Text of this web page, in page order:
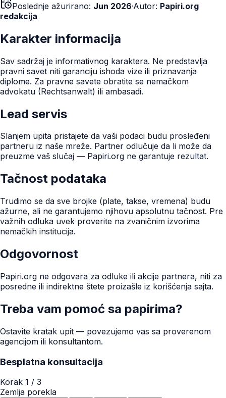
Poslednje ažurirano: Jun 2026·Autor: Papiri.org
redakcija
Karakter informacija
Sav sadržaj je informativnog karaktera. Ne predstavlja
pravni savet niti garanciju ishoda vize ili priznavanja
diplome. Za pravne savete obratite se nemačkom
advokatu (Rechtsanwalt) ili ambasadi.
Lead servis
Slanjem upita pristajete da vaši podaci budu prosleđeni
partneru iz naše mreže. Partner odlučuje da li može da
preuzme vaš slučaj — Papiri.org ne garantuje rezultat.
Tačnost podataka
Trudimo se da sve brojke (plate, takse, vremena) budu
ažurne, ali ne garantujemo njihovu apsolutnu tačnost. Pre
važnih odluka uvek proverite na zvaničnim izvorima
nemačkih institucija.
Odgovornost
Papiri.org ne odgovara za odluke ili akcije partnera, niti za
posredne ili indirektne štete proizašle iz korišćenja sajta.
Treba vam pomoć sa papirima?
Ostavite kratak upit — povezujemo vas sa proverenom
agencijom ili konsultantom.
Besplatna konsultacija
Korak 1 / 3
Zemlja porekla